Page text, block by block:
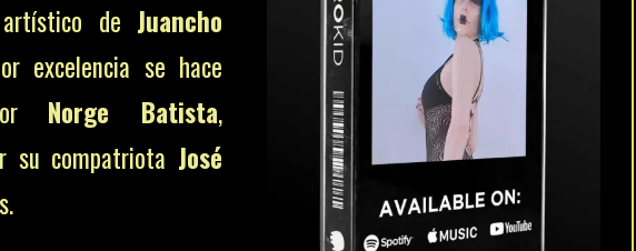
de Juancho
excelencia se hace
Norge Batista,
su compatriota José